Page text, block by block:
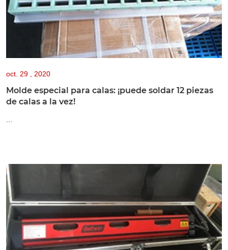
oct. 29 , 2020
Molde especial para calas: ¡puede soldar 12 piezas
de calas a la vez!
...